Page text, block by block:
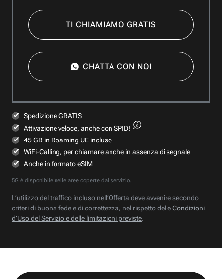
TI CHIAMIAMO GRATIS
CHATTA CON NOI
Spedizione GRATIS
Attivazione veloce, anche con SPID!
45 GB in Roaming UE incluso
WiFi-Calling, per chiamare anche in assenza di segnale
Anche in formato eSIM
5G è disponibile nelle aree coperte dal servizio.
L’utilizzo del traffico incluso nell’Offerta deve avvenire secondo
criteri di buona fede e di correttezza, nel rispetto delleCondizioni
d’Uso del Servizio e delle limitazioni previste.